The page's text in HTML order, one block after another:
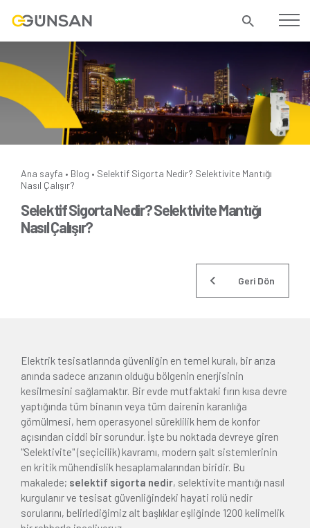
Ana sayfa • Blog • Selektif Sigorta Nedir? Selektivite Mantığı
Nasıl Çalışır?
Selektif Sigorta Nedir? Selektivite Mantığı
Nasıl Çalışır?
Geri Dön
Elektrik tesisatlarında güvenliğin en temel kuralı, bir arıza
anında sadece arızanın olduğu bölgenin enerjisinin
kesilmesini sağlamaktır. Bir evde mutfaktaki fırın kısa devre
yaptığında tüm binanın veya tüm dairenin karanlığa
gömülmesi, hem operasyonel süreklilik hem de konfor
açısından ciddi bir sorundur. İşte bu noktada devreye giren
"Selektivite" (seçicilik) kavramı, modern şalt sistemlerinin
en kritik mühendislik hesaplamalarından biridir. Bu
makalede; selektif sigorta nedir, selektivite mantığı nasıl
kurgulanır ve tesisat güvenliğindeki hayati rolü nedir
sorularını, belirlediğimiz alt başlıklar eşliğinde 1200 kelimelik